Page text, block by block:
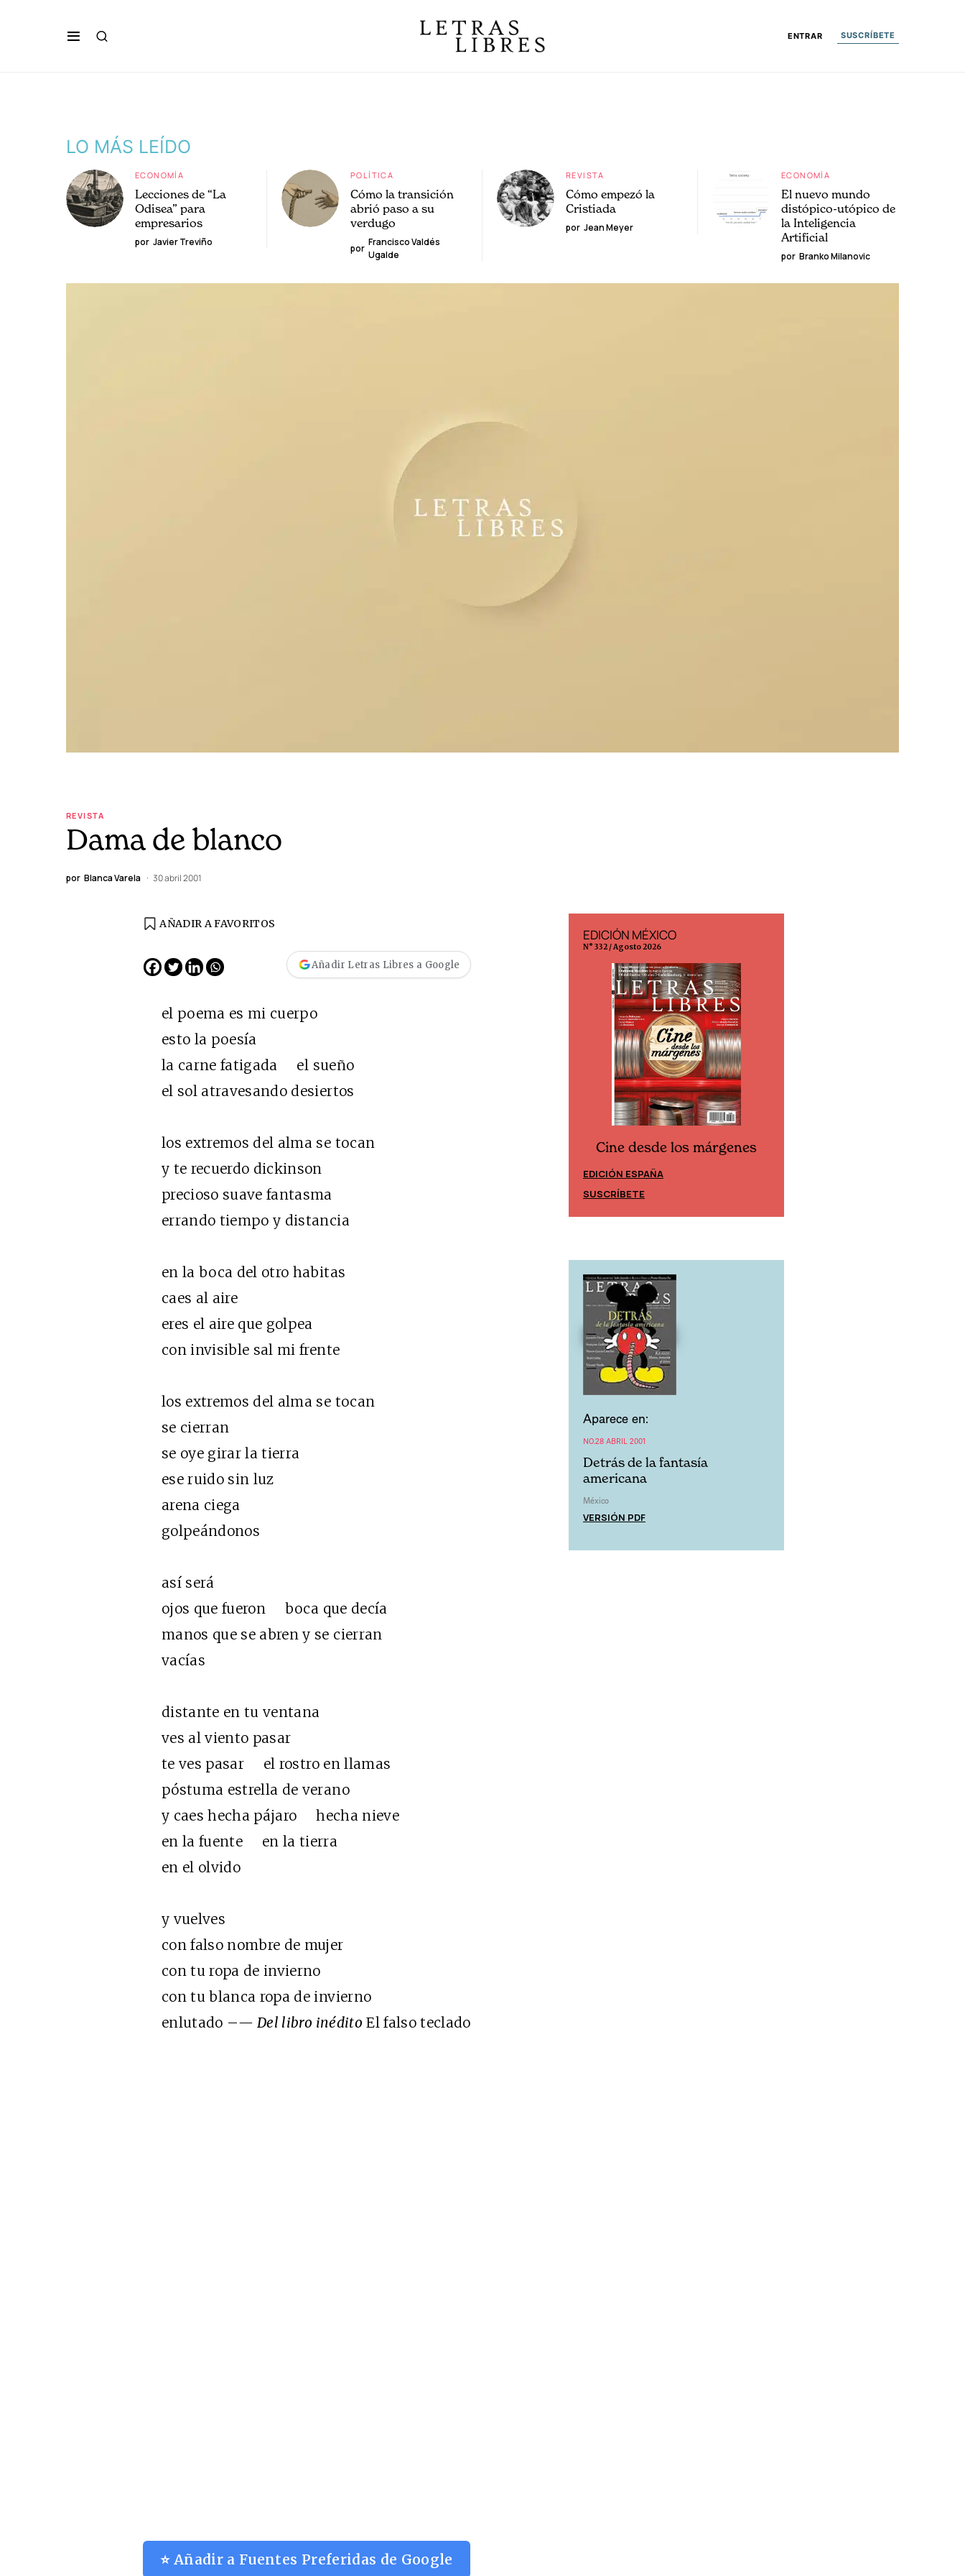
ENTRAR SUSCRÍBETE
LO MÁS LEÍDO
ECONOMÍA
Lecciones de “La
Odisea” para
empresarios
por Javier Treviño
POLÍTICA
Cómo la transición
abrió paso a su
verdugo
por
Francisco Valdés
Ugalde
REVISTA
Cómo empezó la
Cristiada
por Jean Meyer
ECONOMÍA
El nuevo mundo
distópico-utópico de
la Inteligencia
Artificial
por Branko Milanovic
REVISTA
Dama de blanco
por Blanca Varela 30 abril 2001
AÑADIR A FAVORITOS
Añadir Letras Libres a Google
el poema es mi cuerpo
esto la poesía
la carne fatigada el sueño
el sol atravesando desiertos
los extremos del alma se tocan
y te recuerdo dickinson
precioso suave fantasma
errando tiempo y distancia
en la boca del otro habitas
caes al aire
eres el aire que golpea
con invisible sal mi frente
los extremos del alma se tocan
se cierran
se oye girar la tierra
ese ruido sin luz
arena ciega
golpeándonos
así será
ojos que fueron boca que decía
manos que se abren y se cierran
vacías
distante en tu ventana
ves al viento pasar
te ves pasar el rostro en llamas
póstuma estrella de verano
y caes hecha pájaro hecha nieve
en la fuente en la tierra
en el olvido
y vuelves
con falso nombre de mujer
con tu ropa de invierno
con tu blanca ropa de invierno
enlutado –— Del libro inédito El falso teclado
⭐ Añadir a Fuentes Preferidas de Google
EDICIÓN MÉXICO
N° 332 / Agosto 2026
Cine desde los márgenes
EDICIÓN ESPAÑA
SUSCRÍBETE
Aparece en:
NO.28 ABRIL 2001
Detrás de la fantasía
americana
México
VERSIÓN PDF